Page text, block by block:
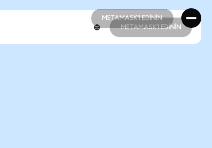
METAMASK'I EDİNİN
METAMASK'I EDİNİN
METAMASK'I EDİNİN